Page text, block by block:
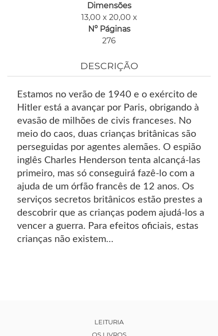
Dimensões
13,00 x 20,00 x
Nº Páginas
276
DESCRIÇÃO
Estamos no verão de 1940 e o exército de
Hitler está a avançar por Paris, obrigando à
evasão de milhões de civis franceses. No
meio do caos, duas crianças britânicas são
perseguidas por agentes alemães. O espião
inglês Charles Henderson tenta alcançá-las
primeiro, mas só conseguirá fazê-lo com a
ajuda de um órfão francês de 12 anos. Os
serviços secretos britânicos estão prestes a
descobrir que as crianças podem ajudá-los a
vencer a guerra. Para efeitos oficiais, estas
crianças não existem…
LEITURIA